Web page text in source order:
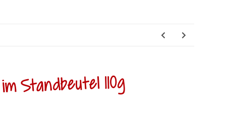
Standbeutel 110g